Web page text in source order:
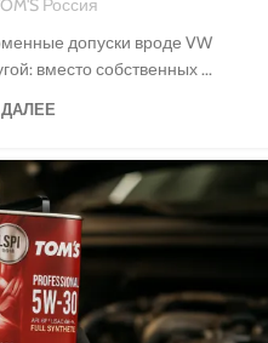
Россия
допуски вроде VW
вместо собственных ...